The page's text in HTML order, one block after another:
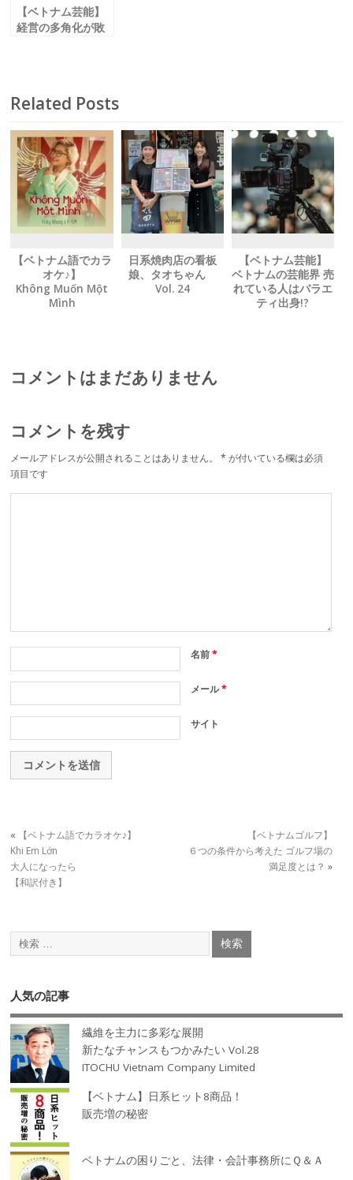
【ベトナム芸能】
経営の多角化が敗
Related Posts
【ベトナム語でカラ
オケ♪】
Không Muốn Một
Mình
日系焼肉店の看板
娘、タオちゃん
Vol. 24
【ベトナム芸能】
ベトナムの芸能界 売
れている人はバラエ
ティ出身!?
コメントはまだありません
コメントを残す
メールアドレスが公開されることはありません。 * が付いている欄は必須
項目です
名前*
メール*
サイト
«
【ベトナム語でカラオケ♪】
Khi Em Lớn
大人になったら
【和訳付き】
【ベトナムゴルフ】
６つの条件から考えた ゴルフ場の
満足度とは？ »
人気の記事
繊維を主力に多彩な展開
新たなチャンスもつかみたい Vol.28
ITOCHU Vietnam Company Limited
【ベトナム】日系ヒット8商品！
販売増の秘密
ベトナムの困りごと、法律・会計事務所にＱ＆Ａ